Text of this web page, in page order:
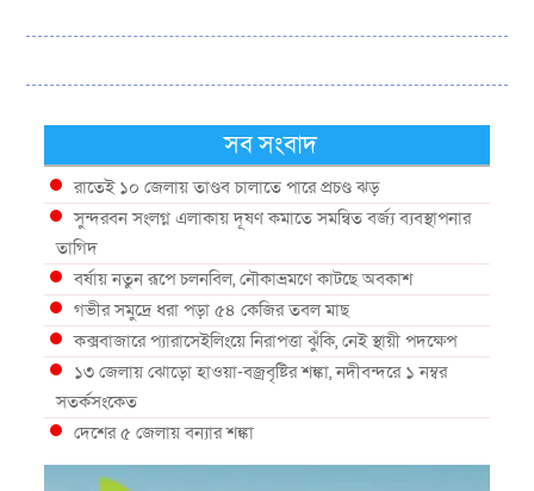
সব সংবাদ
রাতেই ১০ জেলায় তাণ্ডব চালাতে পারে প্রচণ্ড ঝড়
সুন্দরবন সংলগ্ন এলাকায় দূষণ কমাতে সমন্বিত বর্জ্য ব্যবস্থাপনার
তাগিদ
বর্ষায় নতুন রূপে চলনবিল, নৌকাভ্রমণে কাটছে অবকাশ
গভীর সমুদ্রে ধরা পড়া ৫৪ কেজির তবল মাছ
কক্সবাজারে প্যারাসেইলিংয়ে নিরাপত্তা ঝুঁকি, নেই স্থায়ী পদক্ষেপ
১৩ জেলায় ঝোড়ো হাওয়া-বজ্রবৃষ্টির শঙ্কা, নদীবন্দরে ১ নম্বর
সতর্কসংকেত
দেশের ৫ জেলায় বন্যার শঙ্কা
দেশের বিভিন্ন অঞ্চলে বজ্রবৃষ্টির আভাস, ঢাকার আকাশও মেঘলা